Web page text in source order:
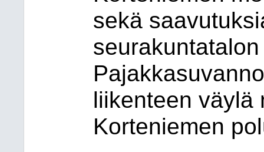
sekä
liikenteen väylä
Korteniemen